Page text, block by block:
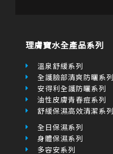
f
理膚寶水全產品系列
溫泉舒緩系列
全護臉部清爽防曬系列
安得利全護防曬系列
油性皮膚青春痘系列
舒緩保濕高效清潔系列
全日保濕系列
身體保濕系列
多容安系列